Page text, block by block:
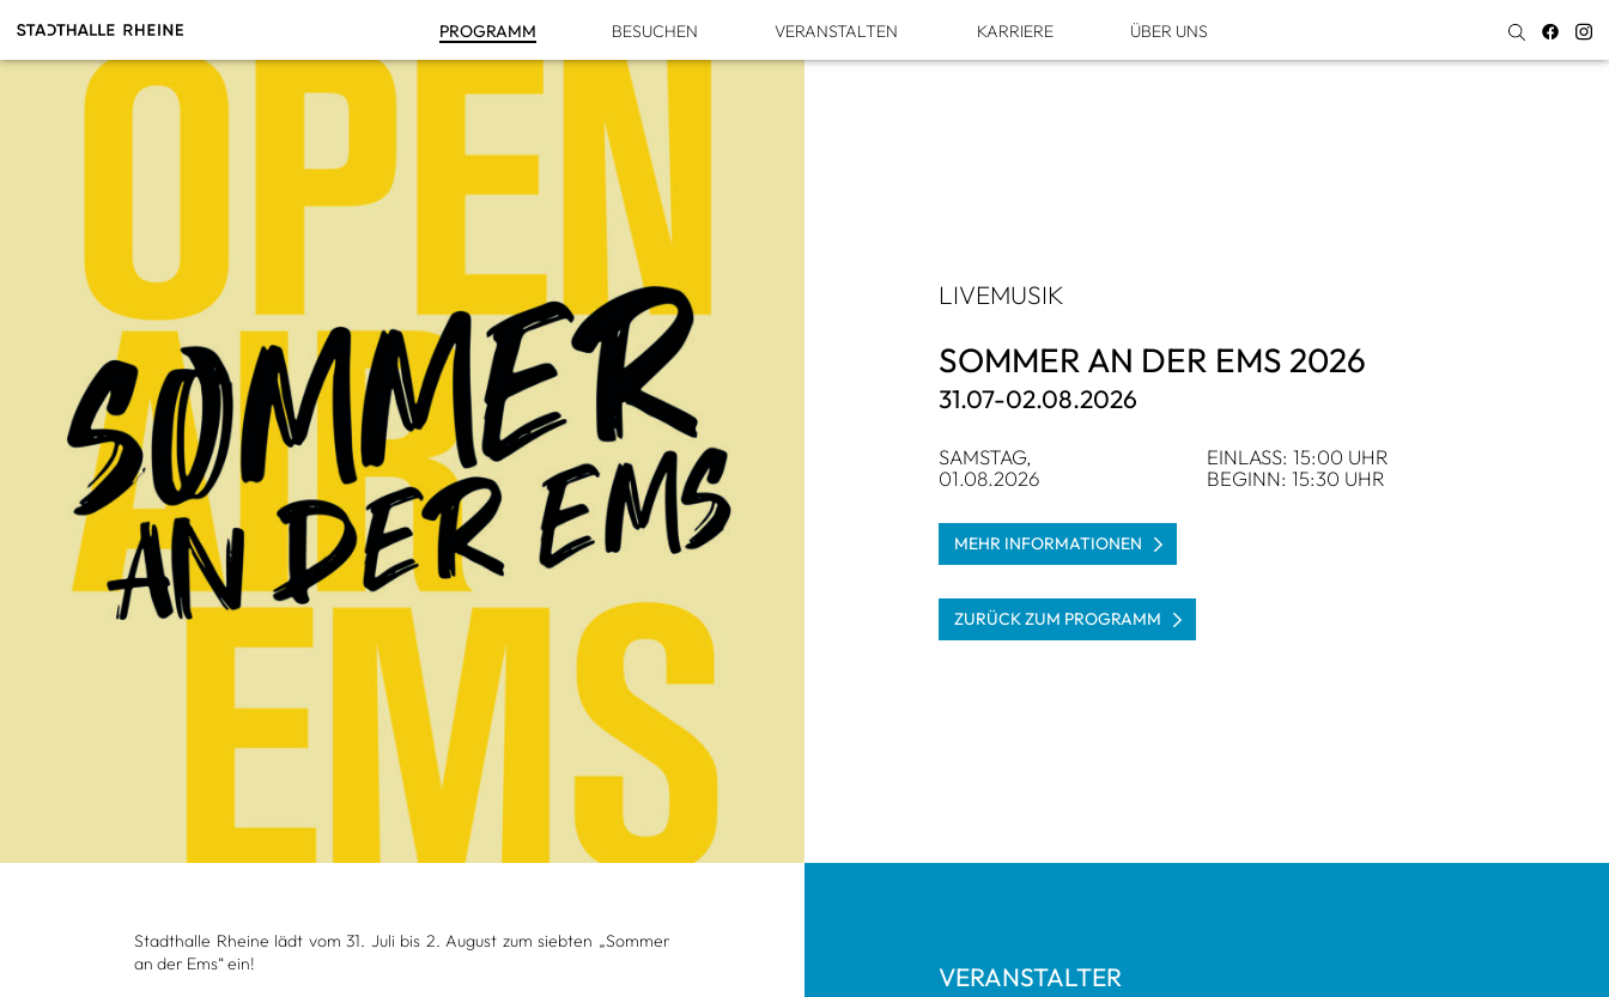
PRO­GRAMM BESU­CHEN VER­AN­STAL­TEN KAR­RIERE ÜBER UNS
LIVE­MU­SIK
SOM­MER AN DER EMS 2026
31.07-02.08.2026
SAMS­TAG,
01.08.2026
EIN­LASS: 15:00 UHR
BEGINN: 15:30 UHR
MEHR INFOR­MA­TIO­NEN
ZURÜCK ZUM PRO­GRAMM
Stadt­halle Rheine lädt vom 31. Juli bis 2. August zum sieb­ten „Som­mer
an der Ems“ ein!
VER­AN­STAL­TER